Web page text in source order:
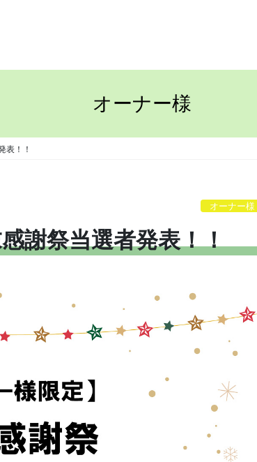
オーナー様
表！！
オーナー様
謝祭当選者発表！！